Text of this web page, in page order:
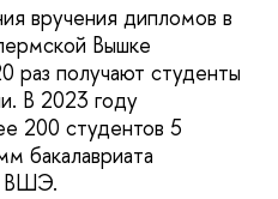
вручения дипломов в
Вышке
раз получают студенты
В 2023 году
200 студентов 5
бакалавриата
ВШЭ.